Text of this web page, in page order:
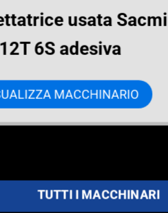
usata Sacmi
12T 6S adesiva
MACCHINARIO
TUTTI I MACCHINARI